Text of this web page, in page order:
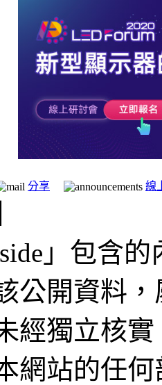
分享 線
」包含
公開資料
經獨立核
網站的任